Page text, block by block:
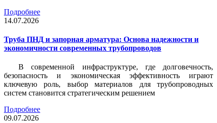
Подробнее
14.07.2026
Труба ПНД и запорная арматура: Основа надежности и
экономичности современных трубопроводов
В современной инфраструктуре, где долговечность,
безопасность и экономическая эффективность играют
ключевую роль, выбор материалов для трубопроводных
систем становится стратегическим решением
Подробнее
09.07.2026